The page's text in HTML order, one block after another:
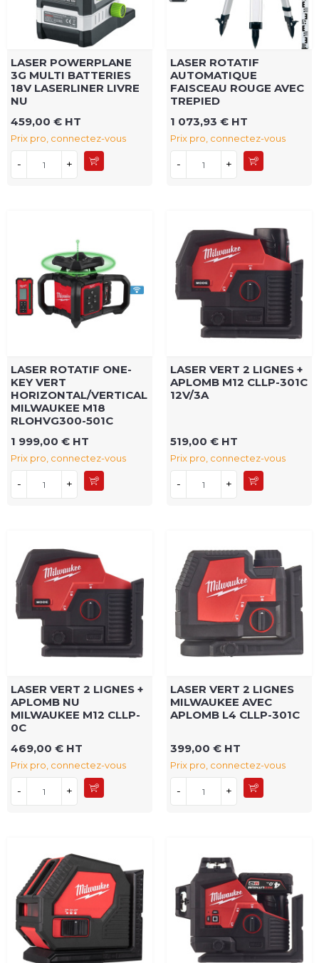
LASER POWERPLANE
3G MULTI BATTERIES
18V LASERLINER LIVRE
NU
459,00 € HT
Prix pro, connectez-vous
- +
LASER ROTATIF
AUTOMATIQUE
FAISCEAU ROUGE AVEC
TREPIED
1 073,93 € HT
Prix pro, connectez-vous
- +
LASER ROTATIF ONE-
KEY VERT
HORIZONTAL/VERTICAL
MILWAUKEE M18
RLOHVG300-501C
1 999,00 € HT
Prix pro, connectez-vous
- +
LASER VERT 2 LIGNES +
APLOMB M12 CLLP-301C
12V/3A
519,00 € HT
Prix pro, connectez-vous
- +
LASER VERT 2 LIGNES +
APLOMB NU
MILWAUKEE M12 CLLP-
0C
469,00 € HT
Prix pro, connectez-vous
- +
LASER VERT 2 LIGNES
MILWAUKEE AVEC
APLOMB L4 CLLP-301C
399,00 € HT
Prix pro, connectez-vous
- +